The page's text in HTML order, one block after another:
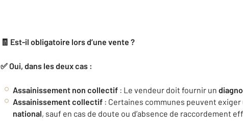
🧾 Est-il obligatoire lors d’une vente ?
✅ Oui, dans les deux cas :
Assainissement non collectif : Le vendeur doit fournir un
Assainissement collectif : Certaines communes peuvent
national, sauf en cas de doute ou d’absence de raccordement